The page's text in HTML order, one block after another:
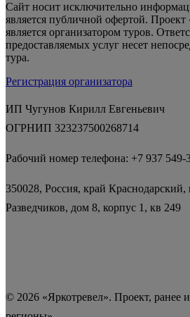
Сайт носит исключительно
является публичной офертой. Проект
является организатором туров.
предоставляемых услуг несет
тура.
Регистрация организатора
ИП Чугунов Кирилл Евгеньевич
ОГРНИП 323237500268714
Рабочий номер телефона: +7 937 549-
350028, Россия, край Краснодарский,
Разведчиков, дом 8, корпус 1, кв 249
© 2026 «Яркотревел». Проект,